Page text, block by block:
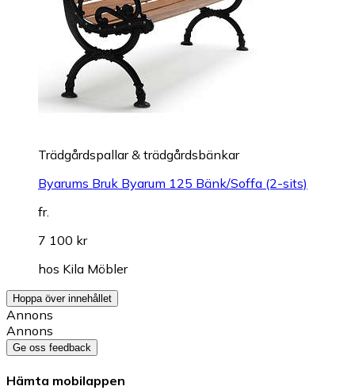
Trädgårdspallar & trädgårdsbänkar
Byarums Bruk Byarum 125 Bänk/Soffa (2-sits)
fr.
7 100 kr
hos Kila Möbler
Hoppa över innehållet
Annons
Annons
Ge oss feedback
Hämta mobilappen